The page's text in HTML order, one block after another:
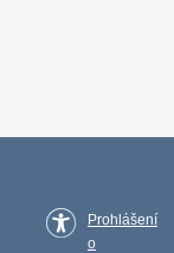
Prohlášení
o